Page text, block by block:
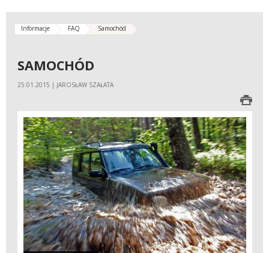
Informacje FAQ Samochód
SAMOCHÓD
25.01.2015 | JAROSŁAW SZAŁATA